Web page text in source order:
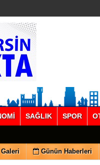
SAĞLIK SPOR
Günün Haberleri